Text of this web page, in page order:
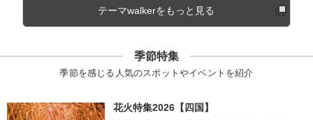
テーマwalkerをもっと見る
季節特集
季節を感じる人気のスポットやイベントを紹介
花火特集2026【四国】